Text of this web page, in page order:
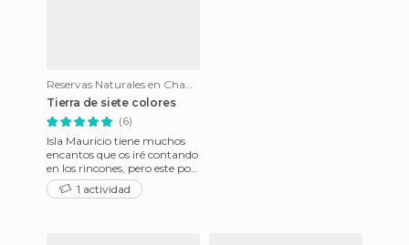
Reservas Naturales en Chamarel
Tierra de siete colores
(6)
Isla Mauricio tiene muchos
encantos que os iré contando
en los rincones, pero este por
ser el primero va un poquito
más extenso.
1 actividad